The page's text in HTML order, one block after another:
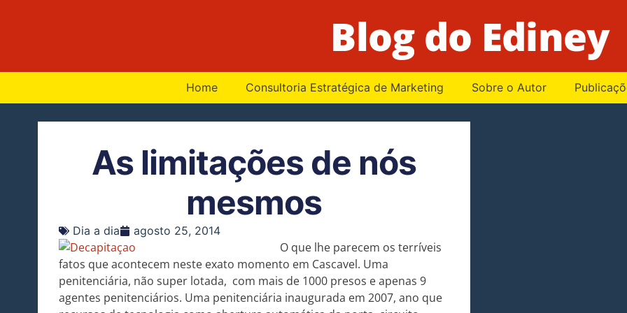
Blog do Ediney
Home Consultoria Estratégica de Marketing Sobre o Autor
As limitações de nós
mesmos
Dia a dia agosto 25, 2014
O que lhe parecem os terríveis
fatos que acontecem neste exato momento em Cascavel. Uma
penitenciária, não super lotada, com mais de 1000 presos e apenas 9
agentes penitenciários. Uma penitenciária inaugurada em 2007, ano que